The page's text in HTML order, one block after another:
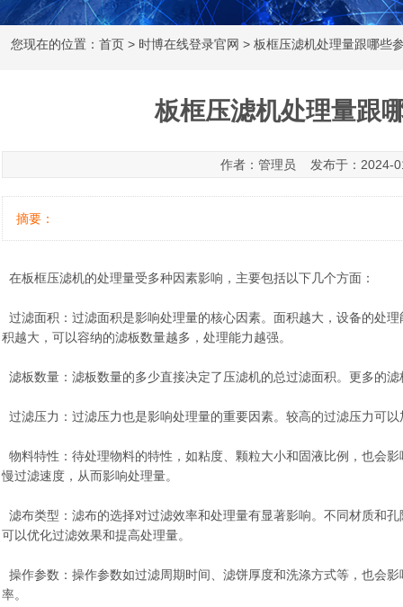
板框压滤机处理量跟
作者：管理员 发布于：2024-
摘要：
在板框压滤机的处理量受多种因素影响，主要包括以下几个方面：
过滤面积：过滤面积是影响处理量的核心因素。面积越大，设备的处
积越大，可以容纳的滤板数量越多，处理能力越强。
滤板数量：滤板数量的多少直接决定了压滤机的总过滤面积。更多的
过滤压力：过滤压力也是影响处理量的重要因素。较高的过滤压力可
物料特性：待处理物料的特性，如粘度、颗粒大小和固液比例，也会
慢过滤速度，从而影响处理量。
滤布类型：滤布的选择对过滤效率和处理量有显著影响。不同材质和
可以优化过滤效果和提高处理量。
操作参数：操作参数如过滤周期时间、滤饼厚度和洗涤方式等，也会
率。
您现在的位置： 首页 > 时博在线登录官网 > 板框压滤机处理量跟哪些